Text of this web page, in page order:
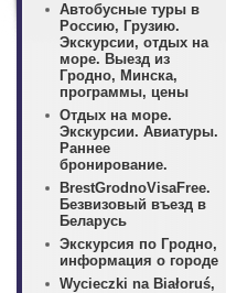
Автобусные туры в
Россию, Грузию.
Экскурсии, отдых на
море. Выезд из
Гродно, Минска,
программы, цены
Отдых на море.
Экскурсии. Авиатуры.
Раннее
бронирование.
BrestGrodnoVisaFree.
Безвизовый въезд в
Беларусь
Экскурсия по Гродно,
информация о городе
Wycieczki na Białoruś,